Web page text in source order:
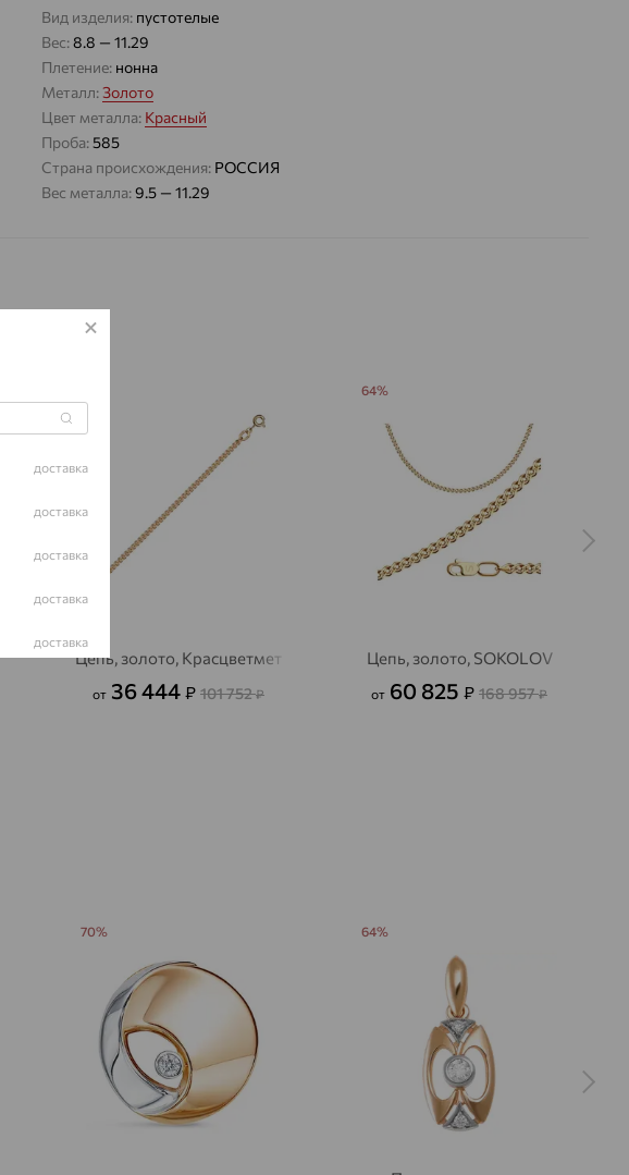
Вид изделия: пустотелые
Вес:8.8 — 11.29
Плетение: нонна
Металл:Золото
Цвет металла: Красный
Проба:585
Страна происхождения: РОССИЯ
Вес металла:9.5 — 11.29
Цепь, золото, Красцветмет
от 36 444 ₽ 101 752₽
Цепь, золото, SOKOLOV
от 60 825 ₽ 168 957₽
64%
70% 64%
доставка
доставка
доставка
доставка
доставка